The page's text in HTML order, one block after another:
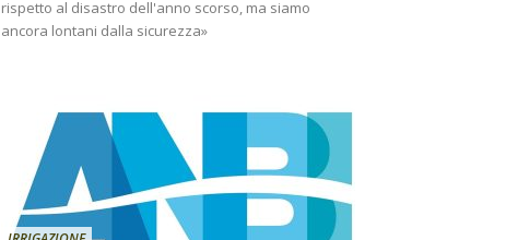
rispetto al disastro dell'anno scorso, ma siamo
ancora lontani dalla sicurezza»